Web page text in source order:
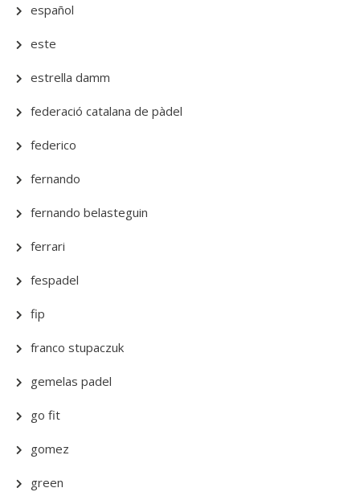
español
este
estrella damm
federació catalana de pàdel
federico
fernando
fernando belasteguin
ferrari
fespadel
fip
franco stupaczuk
gemelas padel
go fit
gomez
green